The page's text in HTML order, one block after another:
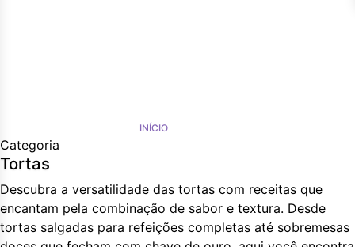
INÍCIO
Categoria
Tortas
Descubra a versatilidade das tortas com receitas que
encantam pela combinação de sabor e textura. Desde
tortas salgadas para refeições completas até sobremesas